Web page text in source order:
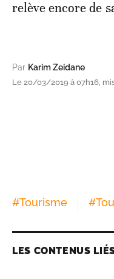
relève encore de
Par Karim Zeidane
Le 20/03/2019 à 07h16,
#Tourisme #
LES CONTENUS